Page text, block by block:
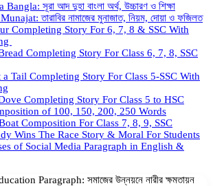
সূরা আদ দুহা বাংলা অর্থ, উচ্চারণ ও শিক্ষা
তারাবির নামাজের মুনাজাত, নিয়ম, দোয়া ও ফজিলত
Completing Story For 6, 7, 8 & SSC With
Completing Story For Class 6, 7, 8, SSC
Tail Completing Story For Class 5-SSC With
Completing Story For Class 5 to HSC
of 100, 150, 200, 250 Words
Composition For Class 7, 8, 9, SSC
Wins The Race Story & Moral For Students
of Social Media Paragraph in English &
Paragraph: সমাজের উন্নয়নে নারীর ক্ষমতায়ন